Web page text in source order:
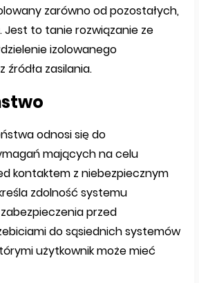
zarówno od pozostałych,
Jest to tanie rozwiązanie ze
izolowanego
zasilania.
odnosi się do
mających na celu
kontaktem z niebezpiecznym
zdolność systemu
przed
do sąsiednich systemów
użytkownik może mieć